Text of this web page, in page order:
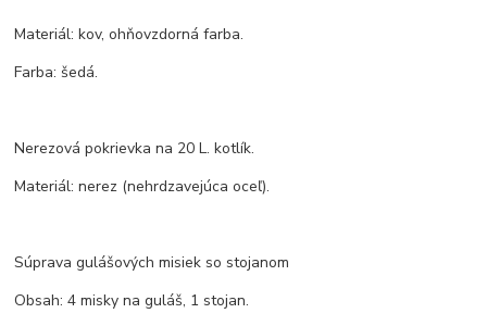
Materiál: kov, ohňovzdorná farba.
Farba: šedá.
Nerezová pokrievka na 20 L. kotlík.
Materiál: nerez (nehrdzavejúca oceľ).
Súprava gulášových misiek so stojanom
Obsah: 4 misky na guláš, 1 stojan.